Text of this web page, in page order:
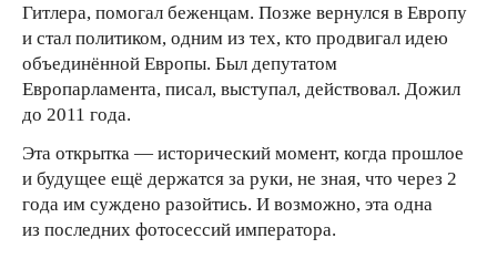
Гитлера, помогал беженцам. Позже вернулся в Европу
и стал политиком, одним из тех, кто продвигал идею
объединённой Европы. Был депутатом
Европарламента, писал, выступал, действовал. Дожил
до 2011 года.
Эта открытка — исторический момент, когда прошлое
и будущее ещё держатся за руки, не зная, что через 2
года им суждено разойтись. И возможно, эта одна
из последних фотосессий императора.